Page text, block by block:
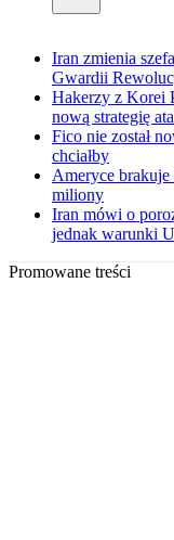
Iran zmienia
Gwardii
Hakerzy z Korei
nową strategię
Fico nie został
chciałby
Ameryce brakuje
miliony
Iran mówi o
jednak warunki
Promowane treści